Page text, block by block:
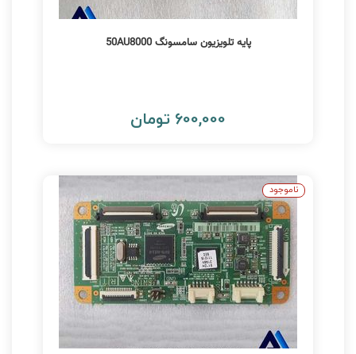
پایه تلویزیون سامسونگ 50AU8000
600,000 تومان
ناموجود